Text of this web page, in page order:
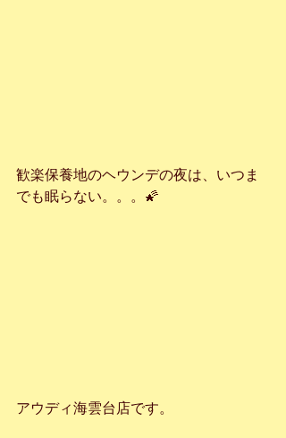
歓楽保養地のヘウンデの夜は、いつま
でも眠らない。。。🌠
アウディ海雲台店です。